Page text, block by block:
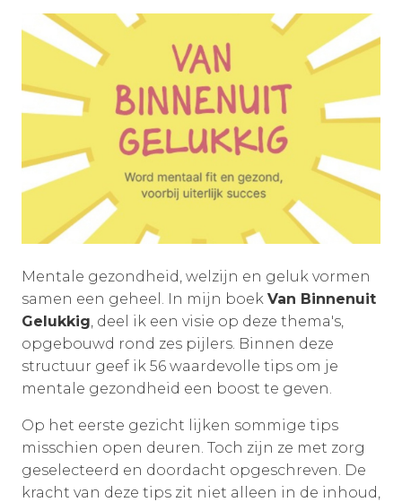
Mentale gezondheid, welzijn en geluk vormen
samen een geheel. In mijn boek Van Binnenuit
Gelukkig , deel ik een visie op deze thema's,
opgebouwd rond zes pijlers. Binnen deze
structuur geef ik 56 waardevolle tips om je
mentale gezondheid een boost te geven.
Op het eerste gezicht lijken sommige tips
misschien open deuren. Toch zijn ze met zorg
geselecteerd en doordacht opgeschreven. De
kracht van deze tips zit niet alleen in de inhoud,